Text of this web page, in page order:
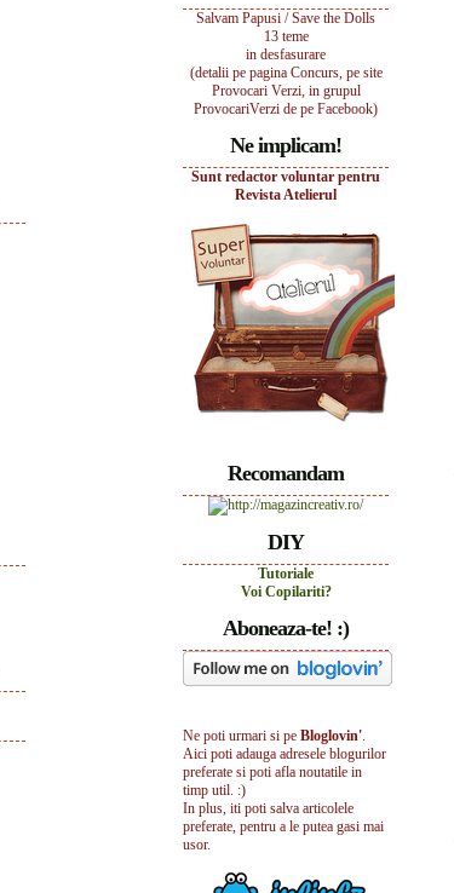
Salvam Papusi / Save the Dolls
13 teme
in desfasurare
(detalii pe pagina Concurs, pe site
Provocari Verzi, in grupul
ProvocariVerzi de pe Facebook)
Ne implicam!
Sunt redactor voluntar pentru
Revista Atelierul
Recomandam
DIY
Tutoriale
Voi Copilariti?
Aboneaza-te! :)
Ne poti urmari si pe Bloglovin'.
Aici poti adauga adresele blogurilor
preferate si poti afla noutatile in
timp util. :)
In plus, iti poti salva articolele
preferate, pentru a le putea gasi mai
usor.